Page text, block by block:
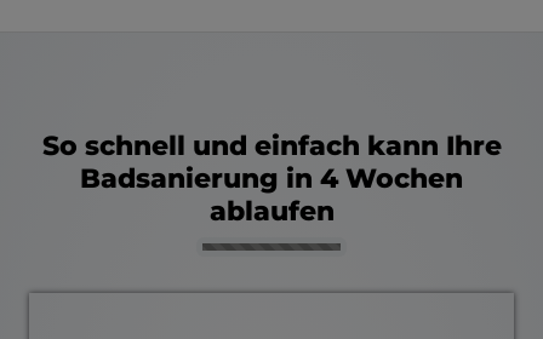
So schnell und einfach kann Ihre
Badsanierung in 4 Wochen
ablaufen